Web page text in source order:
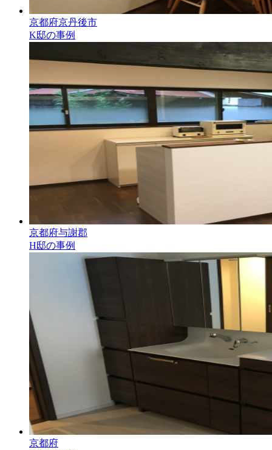
京都府京丹後市
K邸の事例
京都府与謝郡
H邸の事例
京都府